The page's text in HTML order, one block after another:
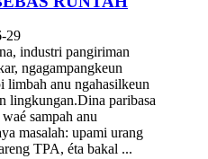
29
industri pangiriman
ngagampangkeun
limbah anu ngahasilkeun
lingkungan.Dina paribasa
sampah anu
masalah: upami urang
TPA, éta bakal ...